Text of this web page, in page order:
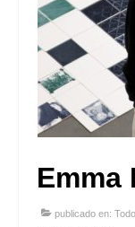
Emma
publicado en: Todo